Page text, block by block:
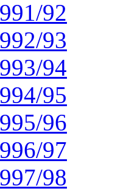
92
93
94
95
96
97
98